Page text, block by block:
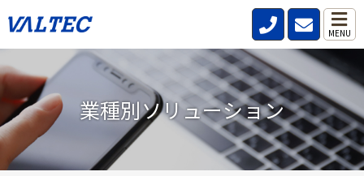
MENU
業種別ソリューション